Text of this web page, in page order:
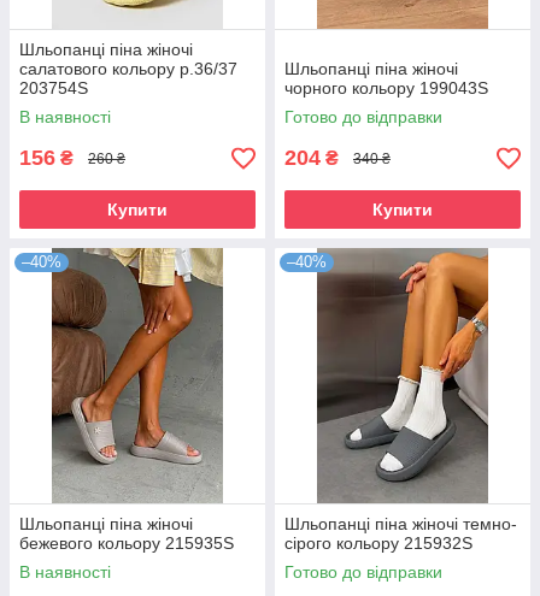
Шльопанці піна жіночі
салатового кольору р.36/37
203754S
В наявності
156 ₴ 260 ₴
Купити
Шльопанці піна жіночі
чорного кольору 199043S
Готово до відправки
204 ₴ 340 ₴
Купити
–40%
Шльопанці піна жіночі
бежевого кольору 215935S
В наявності
–40%
Шльопанці піна жіночі темно-
сірого кольору 215932S
Готово до відправки